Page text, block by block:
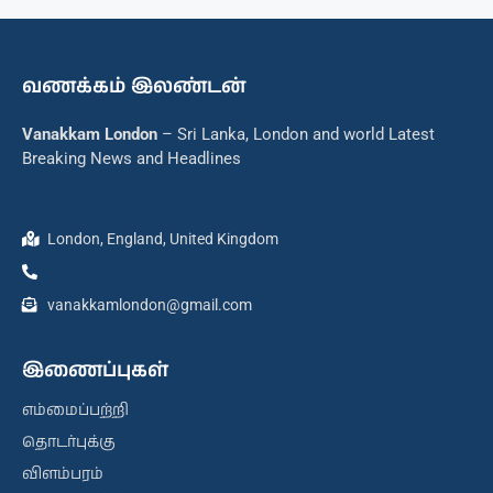
வணக்கம் இலண்டன்
Vanakkam London – Sri Lanka, London and world Latest
Breaking News and Headlines
London, England, United Kingdom
vanakkamlondon@gmail.com
இணைப்புகள்
எம்மைப்பற்றி
தொடர்புக்கு
விளம்பரம்